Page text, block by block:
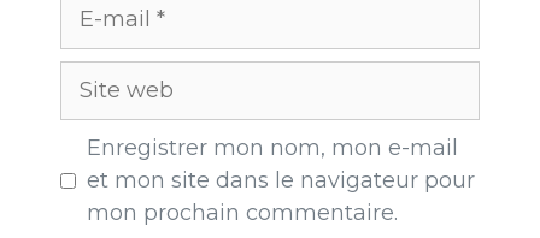
Enregistrer mon nom, mon e-mail
et mon site dans le navigateur pour
mon prochain commentaire.